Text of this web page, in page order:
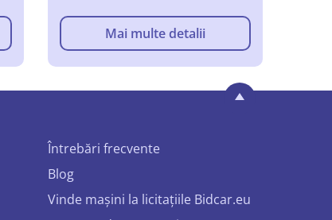
Mai multe detalii
Întrebări frecvente
Blog
Vinde mașini la licitațiile Bidcar.eu